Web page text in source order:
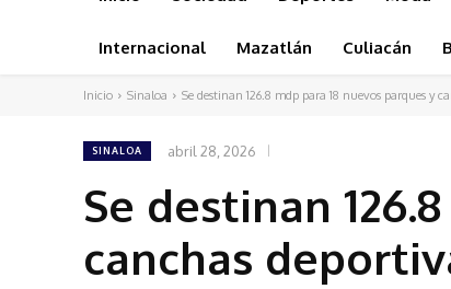
Internacional Mazatlán Culiacán
Inicio Sinaloa Se destinan 126.8 mdp para 18 nuevos parques y
SINALOA abril 28, 2026
Se destinan
canchas